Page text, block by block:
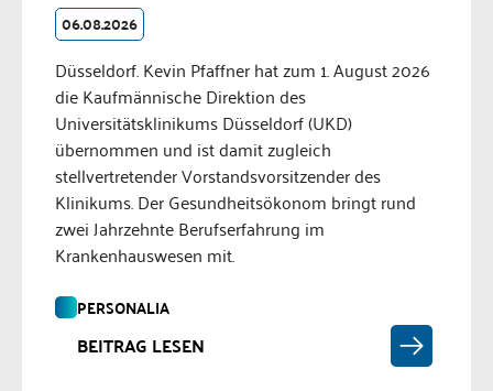
06.08.2026
Düsseldorf. Kevin Pfaffner hat zum 1. August 2026
die Kaufmännische Direktion des
Universitätsklinikums Düsseldorf (UKD)
übernommen und ist damit zugleich
stellvertretender Vorstandsvorsitzender des
Klinikums. Der Gesundheitsökonom bringt rund
zwei Jahrzehnte Berufserfahrung im
Krankenhauswesen mit.
PERSONALIA
BEITRAG LESEN